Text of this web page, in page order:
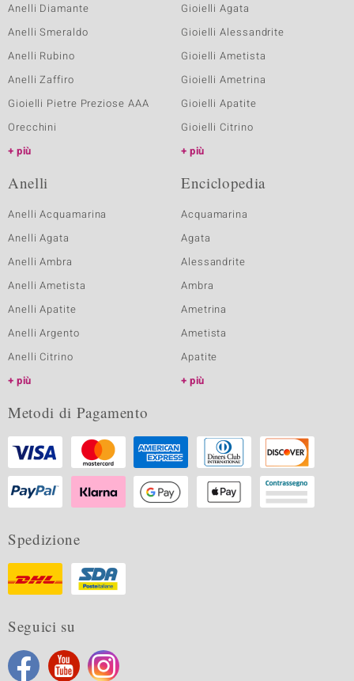
Anelli Diamante
Anelli Smeraldo
Anelli Rubino
Anelli Zaffiro
Gioielli Pietre Preziose AAA
Orecchini
più
Gioielli Agata
Gioielli Alessandrite
Gioielli Ametista
Gioielli Ametrina
Gioielli Apatite
Gioielli Citrino
più
Anelli
Anelli Acquamarina
Anelli Agata
Anelli Ambra
Anelli Ametista
Anelli Apatite
Anelli Argento
Anelli Citrino
più
Enciclopedia
Acquamarina
Agata
Alessandrite
Ambra
Ametrina
Ametista
Apatite
più
Metodi di Pagamento
Spedizione
Seguici su